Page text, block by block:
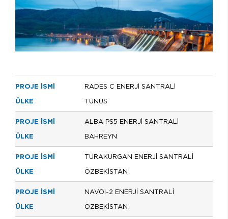
RADES C ENERJİ SANTRALİ
TUNUS
ALBA PS5 ENERJİ SANTRALİ
BAHREYN
TURAKURGAN ENERJİ SANTRALİ
ÖZBEKİSTAN
NAVOI-2 ENERJİ SANTRALİ
ÖZBEKİSTAN